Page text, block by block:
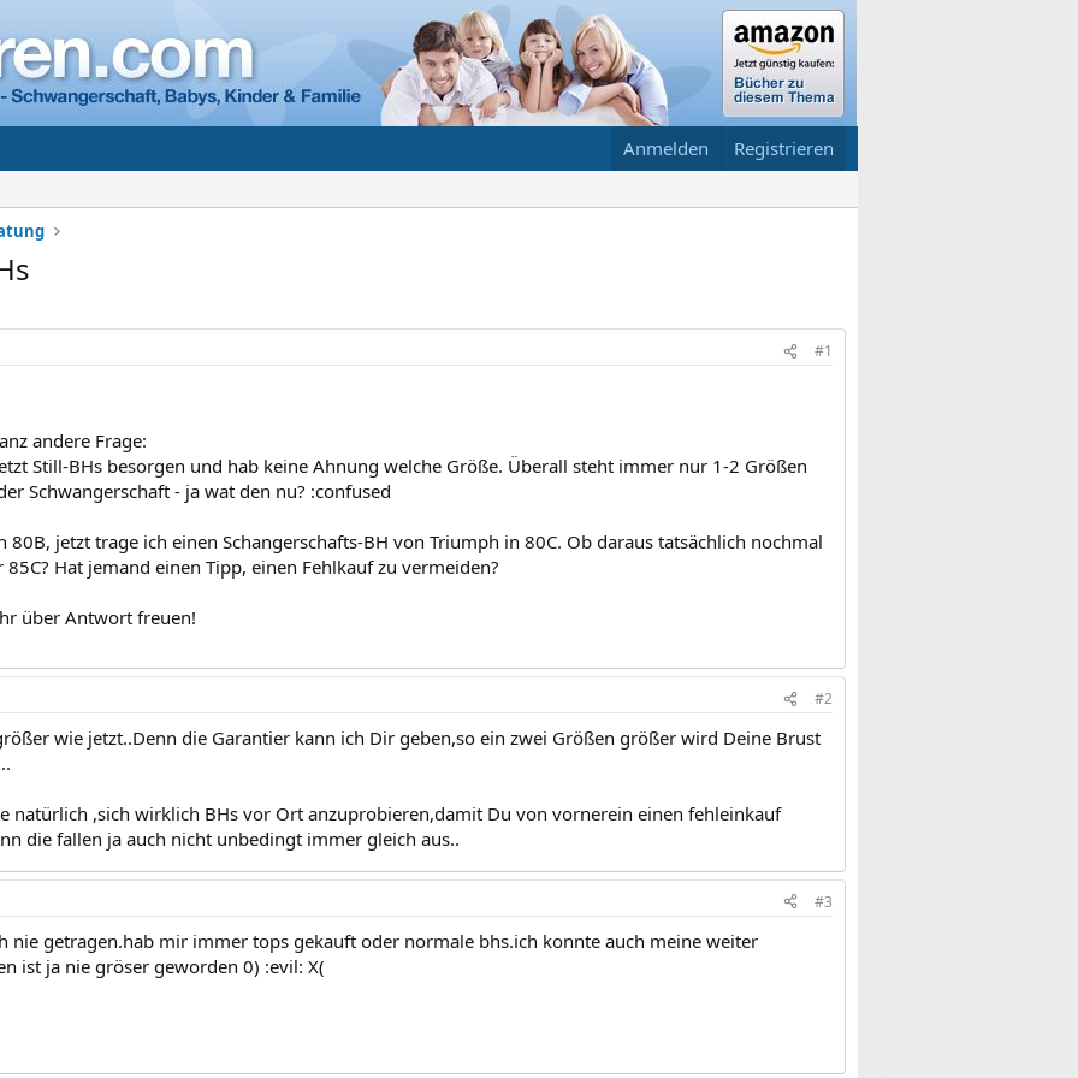
Anmelden Registrieren
#1
andere Frage:
Still-BHs besorgen und hab keine Ahnung welche Größe. Überall steht immer nur 1-2 Größen
Schwangerschaft - ja wat den nu? :confused
80B, jetzt trage ich einen Schangerschafts-BH von Triumph in 80C. Ob daraus tatsächlich nochmal
Hat jemand einen Tipp, einen Fehlkauf zu vermeiden?
über Antwort freuen!
#2
wie jetzt..Denn die Garantier kann ich Dir geben,so ein zwei Größen größer wird Deine Brust
natürlich ,sich wirklich BHs vor Ort anzuprobieren,damit Du von vornerein einen fehleinkauf
die fallen ja auch nicht unbedingt immer gleich aus..
#3
nie getragen.hab mir immer tops gekauft oder normale bhs.ich konnte auch meine weiter
ist ja nie gröser geworden 0) :evil: X(